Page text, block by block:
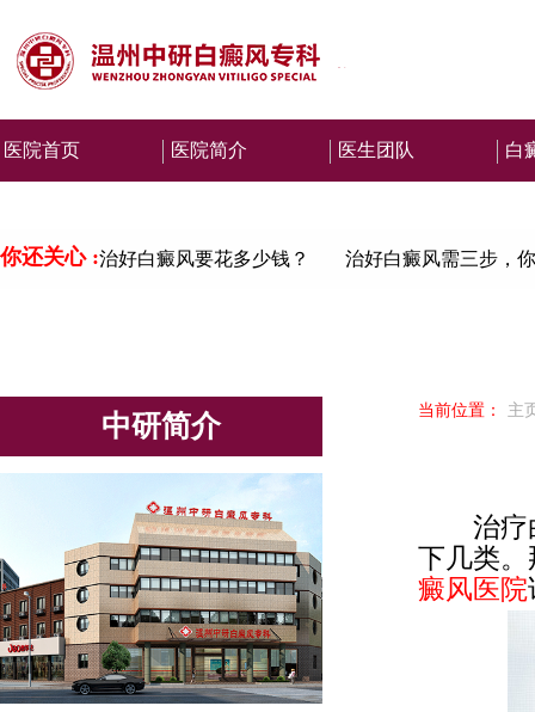
医院首页 医院简介 医生团队 白
你还关心 :治好白癜风要花多少钱？ 治好白癜风需三步，
中研简介 当前位置： 主
治疗
下几类。
癜风医院